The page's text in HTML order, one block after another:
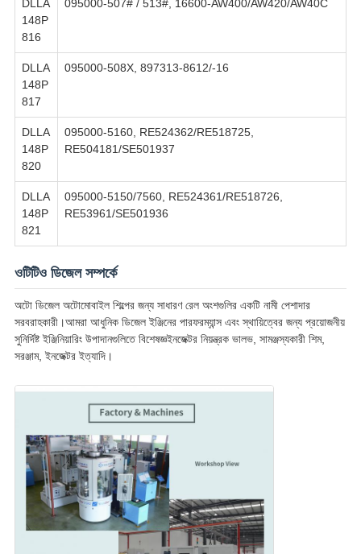
DLLA
148P
816
095000-507# / 513#, 16600-AW400/AW420/AW40C
DLLA
148P
817
095000-508X, 897313-8612/-16
DLLA
148P
820
095000-5160, RE524362/RE518725,
RE504181/SE501937
DLLA
148P
821
095000-5150/7560, RE524361/RE518726,
RE53961/SE501936
ওটিটিও ডিজেল সম্পর্কে
অটো ডিজেল অটোমোবাইল শিল্পের জন্য সাধারণ রেল অংশগুলির একটি নামী পেশাদার
সরবরাহকারী।আমরা আধুনিক ডিজেল ইঞ্জিনের পারফরম্যান্স এবং স্থায়িত্বের জন্য প্রয়োজনীয়
সুনির্দিষ্ট ইঞ্জিনিয়ারিং উপাদানগুলিতে বিশেষজ্ঞইনজেক্টর নিয়ন্ত্রক ভালভ, সামঞ্জস্যকারী শিম,
সরঞ্জাম, ইনজেক্টর ইত্যাদি।